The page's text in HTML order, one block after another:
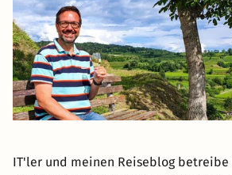
IT'ler und meinen Reiseblog betreibe